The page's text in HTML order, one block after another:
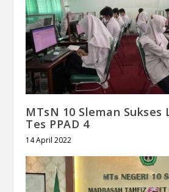
MTsN 10 Sleman Sukses
Tes PPAD 4
14 April 2022